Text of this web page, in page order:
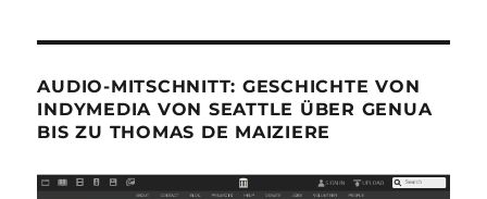
AUDIO-MITSCHNITT: GESCHICHTE VON
INDYMEDIA VON SEATTLE ÜBER GENUA
BIS ZU THOMAS DE MAIZIERE